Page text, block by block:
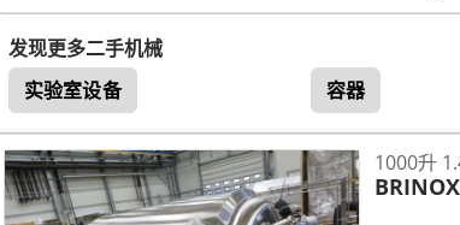
发现更多二手机械
实验室设备
容器
1000升
BRINOX